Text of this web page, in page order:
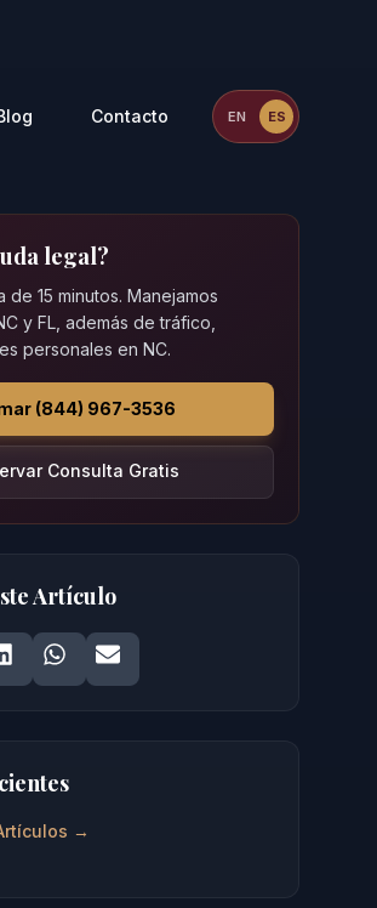
Contacto ES
EN
legal?
de 15 minutos. Manejamos
y FL, además de tráfico,
personales en NC.
(844) 967-3536
Consulta Gratis
Artículo
X onLinkedIn
Share onWhatsApp
Share on
→